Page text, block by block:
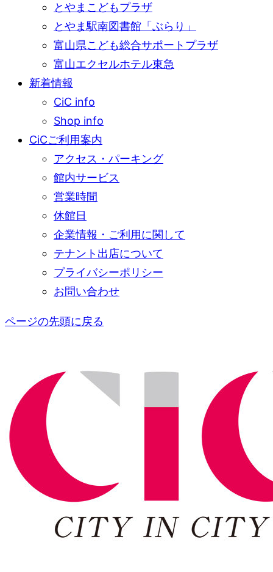
とやまこどもプラザ
とやま駅南図書館「ぶらり」
富山県こども総合サポートプラザ
富山エクセルホテル東急
新着情報
CiC info
Shop info
CiCご利用案内
アクセス・パーキング
館内サービス
営業時間
休館日
企業情報・ご利用に関して
テナント出店について
プライバシーポリシー
お問い合わせ
ページの先頭に戻る